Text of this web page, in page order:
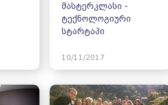
მასტერკლასი -
ტექნოლოგიური
სტარტაპი
10/11/2017